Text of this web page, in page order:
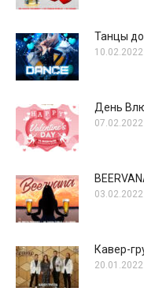
Танцы
10.02.2022
День
07.02.2022
03.02.2022
Кавер-
20.01.2022